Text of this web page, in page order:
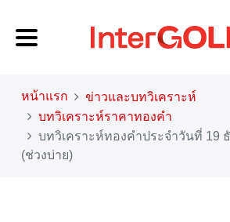
หน้าแรก
ข่าวและบทวิเคราะห์
บทวิเคราะห์ราคาทองคำ
บทวิเคราะห์ทองคำประจำวันที่ 19
(ช่วงบ่าย)